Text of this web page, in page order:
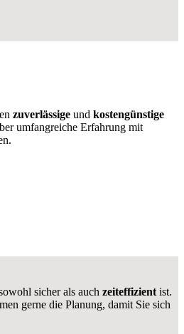
zuverlässige und kostengünstige
umfangreiche Erfahrung mit
sicher als auch zeiteffizient ist.
gerne die Planung, damit Sie sich